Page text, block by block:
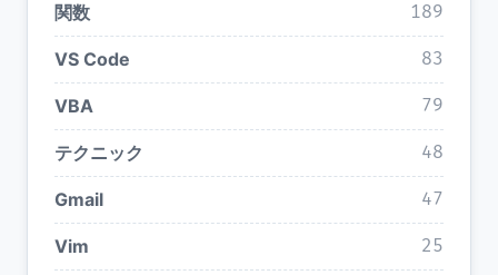
関数 189
VS Code 83
VBA 79
テクニック 48
Gmail 47
Vim 25